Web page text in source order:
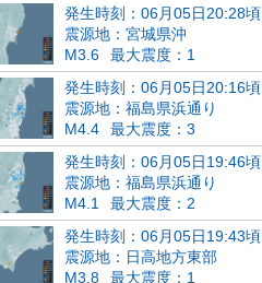
発生時刻：06月05日20:28頃
震源地：宮城県沖
M3.6
最大震度：1
発生時刻：06月05日20:16頃
震源地：福島県浜通り
M4.4
最大震度：3
発生時刻：06月05日19:46頃
震源地：福島県浜通り
M4.1
最大震度：2
発生時刻：06月05日19:43頃
震源地：日高地方東部
M3.8
最大震度：1